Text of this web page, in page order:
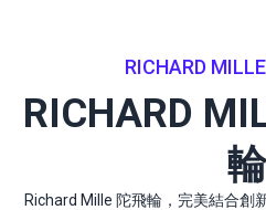
RICHARD
RICHARD
輪
Richard Mille 陀飛輪，完美結合創